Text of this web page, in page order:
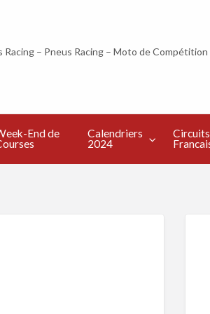
– Pneus Racing – Moto de
End de
Calendriers
2024
Circuits